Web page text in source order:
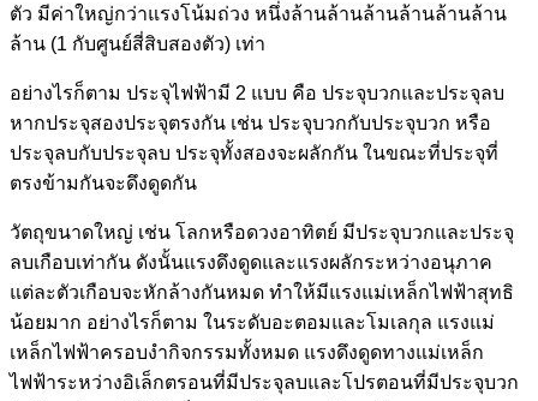
ตัว มีค่าใหญ่กว่าแรงโน้มถ่วง หนึ่งล้านล้านล้านล้านล้านล้าน
ล้าน (1 กับศูนย์สี่สิบสองตัว) เท่า
อย่างไรก็ตาม ประจุไฟฟ้ามี 2 แบบ คือ ประจุบวกและประจุลบ
หากประจุสองประจุตรงกัน เช่น ประจุบวกกับประจุบวก หรือ
ประจุลบกับประจุลบ ประจุทั้งสองจะผลักกัน ในขณะที่ประจุที่
ตรงข้ามกันจะดึงดูดกัน
วัตถุขนาดใหญ่ เช่น โลกหรือดวงอาทิตย์ มีประจุบวกและประจุ
ลบเกือบเท่ากัน ดังนั้นแรงดึงดูดและแรงผลักระหว่างอนุภาค
แต่ละตัวเกือบจะหักล้างกันหมด ทำให้มีแรงแม่เหล็กไฟฟ้าสุทธิ
น้อยมาก อย่างไรก็ตาม ในระดับอะตอมและโมเลกุล แรงแม่
เหล็กไฟฟ้าครอบงำกิจกรรมทั้งหมด แรงดึงดูดทางแม่เหล็ก
ไฟฟ้าระหว่างอิเล็กตรอนที่มีประจุลบและโปรตอนที่มีประจุบวก